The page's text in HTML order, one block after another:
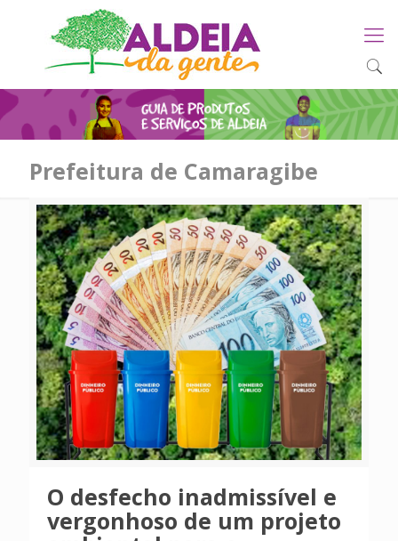
Prefeitura de Camaragibe
O desfecho inadmissível e
vergonhoso de um projeto